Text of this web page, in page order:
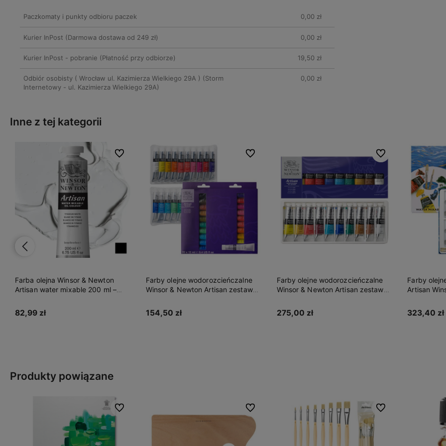
Cena nie zawiera ewentualnych kosztów
Paczkomaty i punkty odbioru paczek 0,00 zł
Kurier InPost (Darmowa dostawa od 249 zł) 0,00 zł
Kurier InPost - pobranie (Płatność przy odbiorze) 19,50 zł
Odbiór osobisty ( Wrocław ul. Kazimierza Wielkiego 29A ) (Storm
Internetowy - ul. Kazimierza Wielkiego 29A)
0,00 zł
Inne z tej kategorii
Farby olejne wodorozcieńczalne
Winsor & Newton Artisan zestaw
154,50 zł
Do ulubionych
Do ulubionych
Farby olejne wodorozcieńczalne
Winsor & Newton Artisan zestaw
275,00 zł
Do ulubionych
Do ulubionych
Farby olejne wodorozcieńczalne
Artisan Winsor & Newton zestaw
323,40 zł
Do ulubionych
Do ulubionych
Farba
Artisan
28,99 zł
Produkty powiązane
Do ulubionych Do ulubionych Do ulubionych